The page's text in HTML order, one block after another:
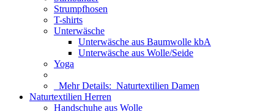
Strumpfhosen
T-shirts
Unterwäsche
Unterwäsche aus Baumwolle kbA
Unterwäsche aus Wolle/Seide
Yoga
Mehr Details: Naturtextilien Damen
Naturtextilien Herren
Handschuhe aus Wolle